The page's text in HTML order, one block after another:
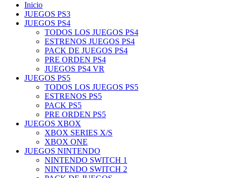
Inicio
JUEGOS PS3
JUEGOS PS4
TODOS LOS JUEGOS PS4
ESTRENOS JUEGOS PS4
PACK DE JUEGOS PS4
PRE ORDEN PS4
JUEGOS PS4 VR
JUEGOS PS5
TODOS LOS JUEGOS PS5
ESTRENOS PS5
PACK PS5
PRE ORDEN PS5
JUEGOS XBOX
XBOX SERIES X/S
XBOX ONE
JUEGOS NINTENDO
NINTENDO SWITCH 1
NINTENDO SWITCH 2